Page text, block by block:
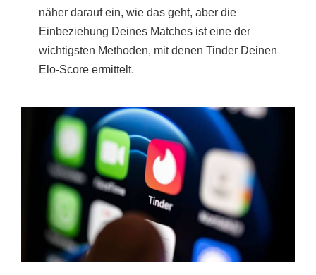
näher darauf ein, wie das geht, aber die
Einbeziehung Deines Matches ist eine der
wichtigsten Methoden, mit denen Tinder Deinen
Elo-Score ermittelt.